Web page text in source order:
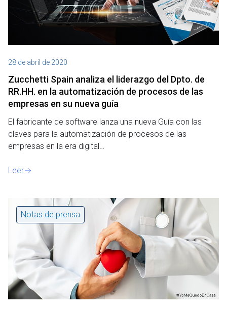
28 de abril de 2020
Zucchetti Spain analiza el liderazgo del Dpto. de
RR.HH. en la automatización de procesos de las
empresas en su nueva guía
El fabricante de software lanza una nueva Guía con las
claves para la automatización de procesos de las
empresas en la era digital…
Leer
Notas de prensa